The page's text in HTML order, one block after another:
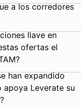
a los corredores
llave en
ofertas el
han expandido
apoya Leverate su